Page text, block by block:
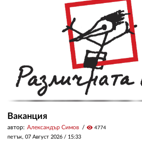
Ваканция
автор: Александър Симов visibility 4774
петък, 07 Август 2026 / 15:33